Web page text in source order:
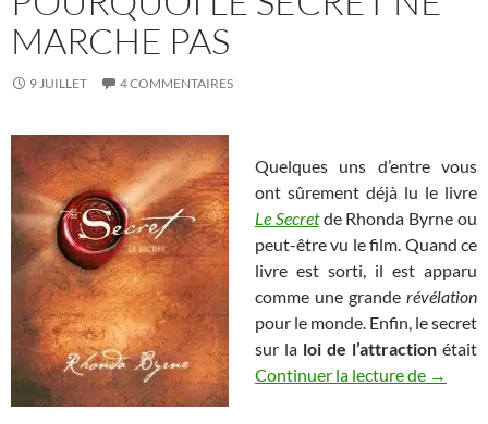
MARCHE PAS
9 JUILLET 4 COMMENTAIRES
Quelques uns d’entre vous
ont sûrement déjà lu le livre
Le Secretde Rhonda Byrne ou
peut-être vu le film. Quand ce
livre est sorti, il est apparu
comme une grande révélation
pour le monde. Enfin, le secret
sur la loi de l’attraction était
Continuer la lecture de →